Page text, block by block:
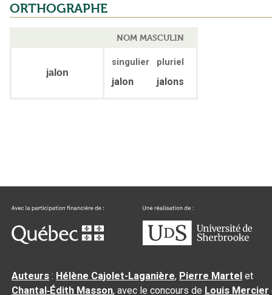
ORTHOGRAPHE
NOM MASCULIN
jalon
singulier pluriel
jalon jalons
Auteurs : Hélène Cajolet-Laganière, Pierre Martel et
Chantal‑Édith Masson, avec le concours de Louis Mercier